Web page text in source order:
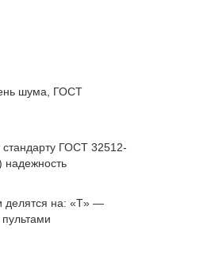
шума, ГОСТ
стандарту ГОСТ 32512-
надежность
делятся на: «T» —